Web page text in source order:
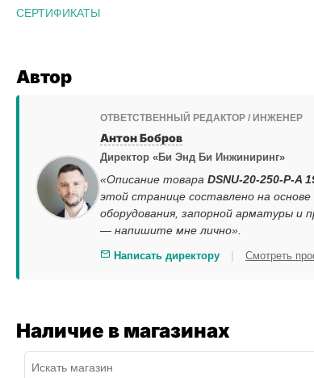
СЕРТИФИКАТЫ
Автор
ОТВЕТСТВЕННЫЙ РЕДАКТОР / ИНЖЕНЕР
Антон Бобров
Директор «Би Энд Би Инжиниринг»
«Описание товара DSNU-20-250-P-A
этой странице составлено на
оборудования, запорной арматуры и
— напишите мне лично».
Написать директору | Смотреть
Наличие в магазинах